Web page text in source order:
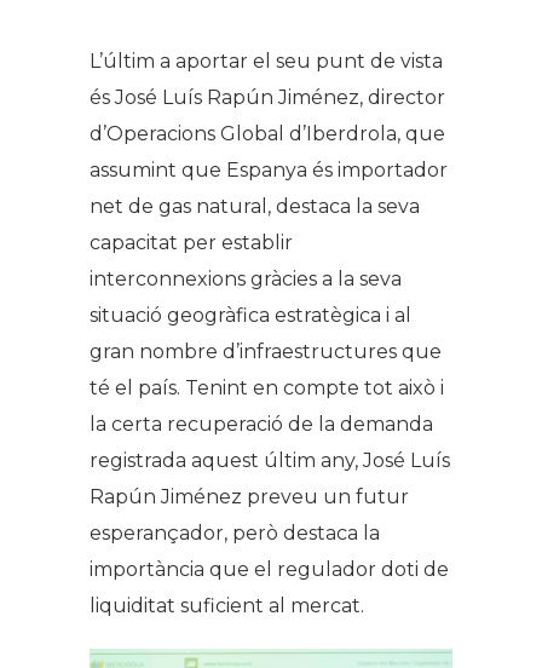
L’últim a aportar el seu punt de vista
és José Luís Rapún Jiménez, director
d’Operacions Global d’Iberdrola, que
assumint que Espanya és importador
net de gas natural, destaca la seva
capacitat per establir
interconnexions gràcies a la seva
situació geogràfica estratègica i al
gran nombre d’infraestructures que
té el país. Tenint en compte tot això i
la certa recuperació de la demanda
registrada aquest últim any, José Luís
Rapún Jiménez preveu un futur
esperançador, però destaca la
importància que el regulador doti de
liquiditat suficient al mercat.